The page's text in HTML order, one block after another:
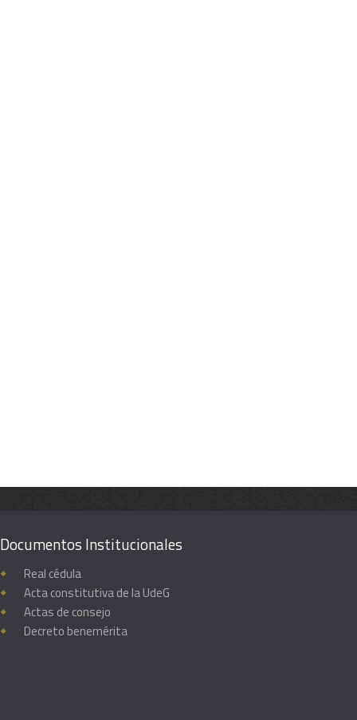
Documentos Institucionales
Real cédula
Acta constitutiva de la UdeG
Actas de consejo
Decreto benemérita